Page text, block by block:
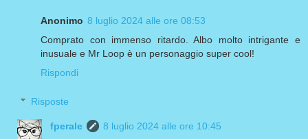
Anonimo 8 luglio 2024 alle ore 08:53
Comprato con immenso ritardo. Albo molto intrigante e
inusuale e Mr Loop è un personaggio super cool!
Rispondi
Risposte
fperale
8 luglio 2024 alle ore 10:45